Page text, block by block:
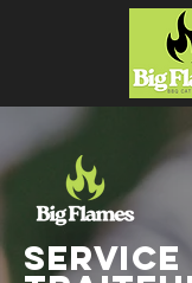
SERVICE